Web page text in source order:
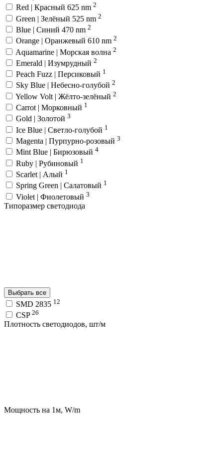
Red | Красный 625 nm 2
Green | Зелёный 525 nm 2
Blue | Синий 470 nm 2
Orange | Оранжевый 610 nm 2
Aquamarine | Морская волна 2
Emerald | Изумрудный 2
Peach Fuzz | Персиковый 1
Sky Blue | Небесно-голубой 2
Yellow Volt | Жёлто-зелёный 2
Carrot | Морковный 1
Gold | Золотой 3
Ice Blue | Светло-голубой 1
Magenta | Пурпурно-розовый 3
Mint Blue | Бирюзовый 4
Ruby | Рубиновый 1
Scarlet | Алый 1
Spring Green | Салатовый 1
Violet | Фиолетовый 3
Типоразмер светодиода
Выбрать все
SMD 2835 12
CSP 26
Плотность светодиодов, шт/м
Мощность на 1м, W/m